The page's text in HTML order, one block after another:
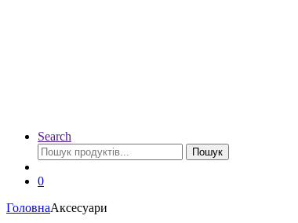
Search
Шукати:
Пошук
0
ГоловнаАксесуари